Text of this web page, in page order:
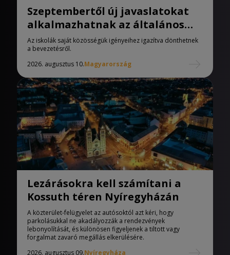
Szeptembertől új javaslatokat
alkalmazhatnak az általános
iskolák
Az iskolák saját közösségük igényeihez igazítva dönthetnek
a bevezetésről.
2026. augusztus 10.Magyarország
Lezárásokra kell számítani a
Kossuth téren Nyíregyházán
A közterület-felügyelet az autósoktól azt kéri, hogy
parkolásukkal ne akadályozzák a rendezvények
lebonyolítását, és különösen figyeljenek a tiltott vagy
forgalmat zavaró megállás elkerülésére.
2026. augusztus 09.Nyíregyháza